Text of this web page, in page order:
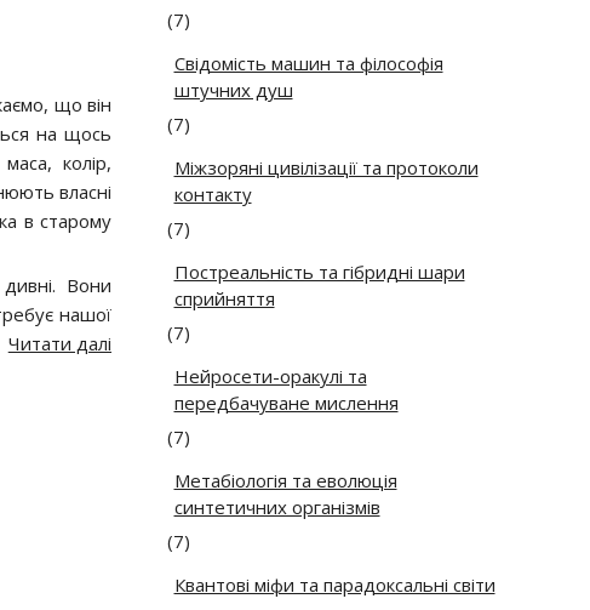
що він
на щось
колір,
власні
в старому
Вони
нашої
Читати далі
(7)
Свідомість машин та філософія
штучних душ
(7)
Міжзоряні цивілізації та протоколи
контакту
(7)
Постреальність та гібридні шари
сприйняття
(7)
Нейросети-оракулі та
передбачуване мислення
(7)
Метабіологія та еволюція
синтетичних організмів
(7)
Квантові міфи та парадоксальні світи